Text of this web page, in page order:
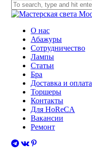
О нас
Абажуры
Сотрудничество
Лампы
Статьи
Бра
Доставка и оплата
Торшеры
Контакты
Для HoReCA
Вакансии
Ремонт